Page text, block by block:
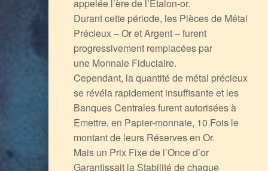
appelée l’ère de l’Etalon-or.
Durant cette période, les Pièces de Métal
Précieux – Or et Argent – furent
progressivement remplacées par
une Monnaie Fiduciaire.
Cependant, la quantité de métal précieux
se révéla rapidement insuffisante et les
Banques Centrales furent autorisées à
Emettre, en Papier-monnaie, 10 Fois le
montant de leurs Réserves en Or.
Mais un Prix Fixe de l’Once d’or
Garantissait la Stabilité de chaque